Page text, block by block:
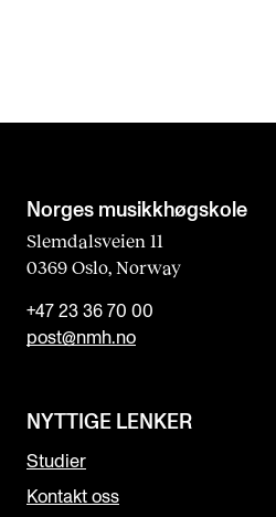
Norges musikk­høgskole
Slemdalsveien 11
0369 Oslo, Norway
+47 23 36 70 00
post@nmh.no
NYTTIGE LENKER
Studier
Kontakt oss